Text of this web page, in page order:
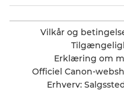
Vilkår og
Erklæring om
Officiel Canon-
Erhverv: